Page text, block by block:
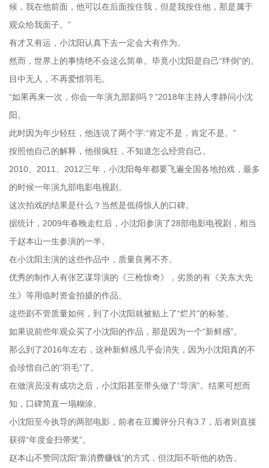
候，我在他前面，他可以在后面按住我，但是我按住他，那是属于
观众给我面子。”
有才又有运，小沈阳认真下去一定会大有作为。
然而，世界上的事情绝不会这么简单。毕竟小沈阳是自己“绊倒”的。
目中无人，不再爱惜羽毛。
“如果再来一次，你会一年演九部剧吗？”2018年主持人李静问小沈
阳。
此时因为年少轻狂，他连说了两个字:“肯定不是，肯定不是。”
按照他自己的解释，他很疯狂，不知道怎么经营自己。
2010、2011、2012三年，小沈阳每年都要飞遍全国各地拍戏，最多
的时候一年演九部电影电视剧。
这次拍戏的结果是什么？当然是低得惊人的口碑。
据统计，2009年春晚走红后，小沈阳参演了28部电影电视剧，相当
于赵本山一生参演的一半。
在小沈阳主演的这些作品中，质量良莠不齐。
优秀的制作人有张艺谋导演的《三枪惊奇》，劣质的有《关东大先
生》等用临时资金拍摄的作品。
这些剧不管质量如何，到了小沈阳就被贴上了“烂片”的标签。
如果说前些年观众买了小沈阳的作品，那是因为一个“新鲜感”。
那么到了2016年左右，这种新鲜感几乎会消失，因为小沈阳真的不
会珍惜自己的“羽毛”了。
在做演员没有成功之后，小沈阳甚至带头做了“导演”。结果可想而
知，口碑简直一塌糊涂。
小沈阳至今执导的两部电影，前者在豆瓣评分只有3.7，后者则直接
获得“年度金扫帚奖”。
赵本山不赞同沈阳“靠消费赚钱”的方式，但沈阳不听他的劝告。